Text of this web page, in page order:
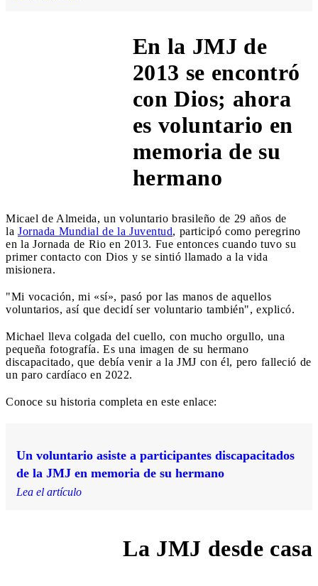
En la JMJ de
2013 se encontró
con Dios; ahora
es voluntario en
memoria de su
hermano
Micael de Almeida, un voluntario brasileño de 29 años de
la Jornada Mundial de la Juventud, participó como peregrino
en la Jornada de Rio en 2013. Fue entonces cuando tuvo su
primer contacto con Dios y se sintió llamado a la vida
misionera.
"Mi vocación, mi «sí», pasó por las manos de aquellos
voluntarios, así que decidí ser voluntario también", explicó.
Michael lleva colgada del cuello, con mucho orgullo, una
pequeña fotografía. Es una imagen de su hermano
discapacitado, que debía venir a la JMJ con él, pero falleció de
un paro cardíaco en 2022.
Conoce su historia completa en este enlace:
Un voluntario asiste a participantes discapacitados
de la JMJ en memoria de su hermano
Lea el artículo
La JMJ desde casa